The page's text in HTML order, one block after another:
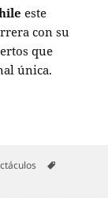
este
con su
que
única.
su 25 Tour: